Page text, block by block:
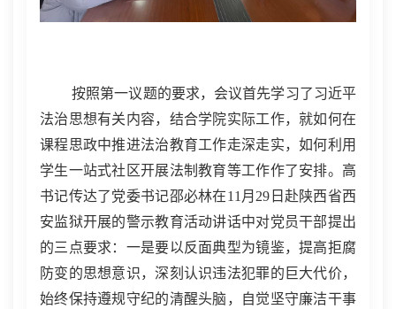
按照第一议题的要求，会议首先学习了习近平
法治思想有关内容，结合学院实际工作，就如何在
课程思政中推进法治教育工作走深走实，如何利用
学生一站式社区开展法制教育等工作作了安排。高
书记传达了党委书记邵必林在11月29日赴陕西省西
安监狱开展的警示教育活动讲话中对党员干部提出
的三点要求：一是要以反面典型为镜鉴，提高拒腐
防变的思想意识，深刻认识违法犯罪的巨大代价，
始终保持遵规守纪的清醒头脑，自觉坚守廉洁干事